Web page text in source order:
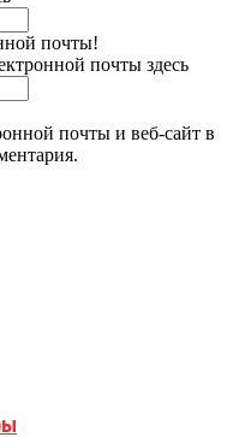
почты!
почты здесь
почты и веб-сайт в